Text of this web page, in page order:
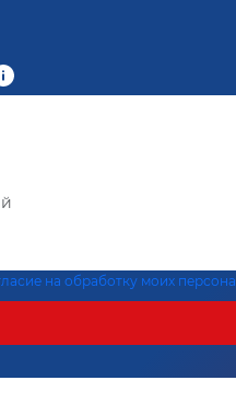
на обработку моих